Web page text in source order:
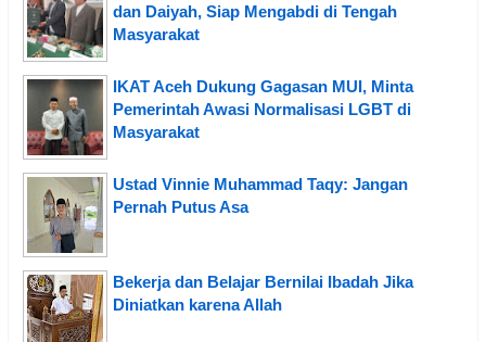
dan Daiyah, Siap Mengabdi di Tengah
Masyarakat
IKAT Aceh Dukung Gagasan MUI, Minta
Pemerintah Awasi Normalisasi LGBT di
Masyarakat
Ustad Vinnie Muhammad Taqy: Jangan
Pernah Putus Asa
Bekerja dan Belajar Bernilai Ibadah Jika
Diniatkan karena Allah